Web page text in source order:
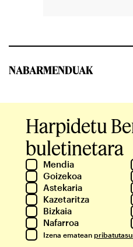
NABARMENDUAK
Harpidetu
buletinetara
Mendia
Goizekoa
Astekaria
Kazetaritza
Bizkaia
Nafarroa
Izena ematean